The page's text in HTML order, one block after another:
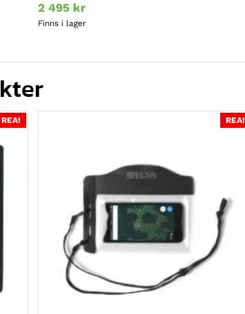
2 495 kr
Finns i lager
REA! REA!